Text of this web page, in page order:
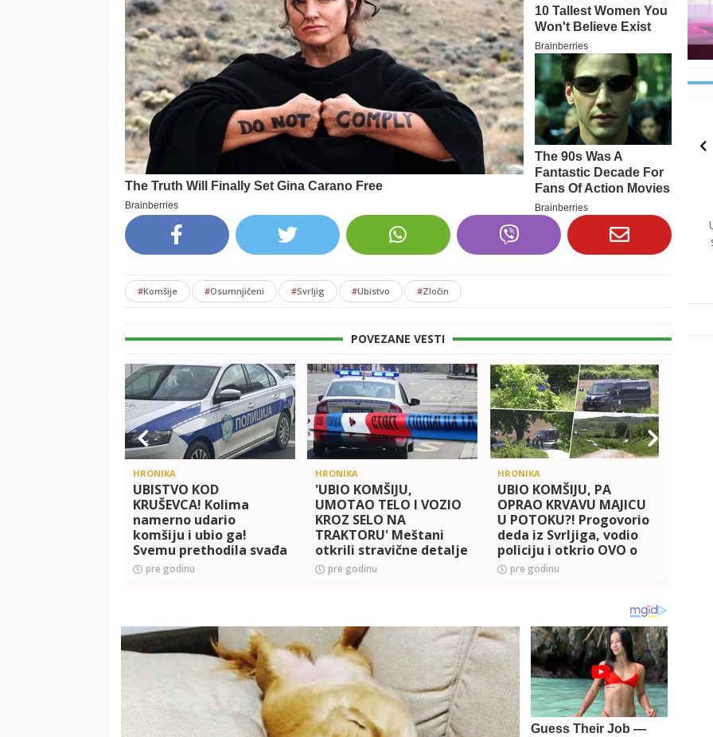
#Komšije #Osumnjičeni #Svrljig #Ubistvo #Zločin
POVEZANE VESTI
HRONIKA
UBISTVO KOD
KRUŠEVCA! Kolima
namerno udario
komšiju i ubio ga!
Svemu prethodila svađa
pre godinu
HRONIKA
'UBIO KOMŠIJU,
UMOTAO TELO I VOZIO
KROZ SELO NA
TRAKTORU' Meštani
otkrili stravične detalje
zločina kod Svrljiga:
Videli smo da je nešto u
pre godinu
HRONIKA
UBIO KOMŠIJU, PA
OPRAO KRVAVU MAJICU
U POTOKU?! Progovorio
deda iz Svrljiga, vodio
policiju i otkrio OVO o
zločinu
pre godinu